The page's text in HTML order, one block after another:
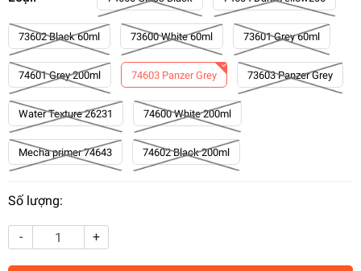
73602 Black 60ml 73600 White 60ml 73601 Grey 60ml
74601 Grey 200ml 74603 Panzer Grey 73603 Panzer Grey
Water Texture 26231 74600 White 200ml
Mecha primer 74643 74602 Black 200ml
Số lượng:
- +